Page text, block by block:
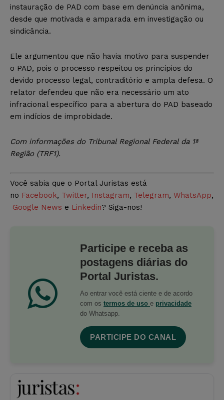
instauração de PAD com base em denúncia anônima,
desde que motivada e amparada em investigação ou
sindicância.
Ele argumentou que não havia motivo para suspender
o PAD, pois o processo respeitou os princípios do
devido processo legal, contraditório e ampla defesa. O
relator defendeu que não era necessário um ato
infracional específico para a abertura do PAD baseado
em indícios de improbidade.
Com informações do Tribunal Regional Federal da 1ª
Região (TRF1).
Você sabia que o Portal Juristas está
no Facebook, Twitter, Instagram, Telegram, WhatsApp,
Google News e Linkedin? Siga-nos!
Participe e receba as
postagens diárias do
Portal Juristas.
Ao entrar você está ciente e de acordo
com os termos de uso e privacidade
do Whatsapp.
PARTICIPE DO CANAL